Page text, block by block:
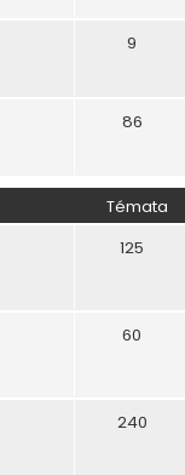
9
86
Témata
125
60
240